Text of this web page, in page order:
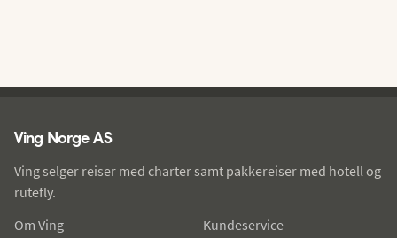
Ving Norge AS
Ving selger reiser med charter samt pakkereiser med hotell og
rutefly.
Om Ving
Kundeservice